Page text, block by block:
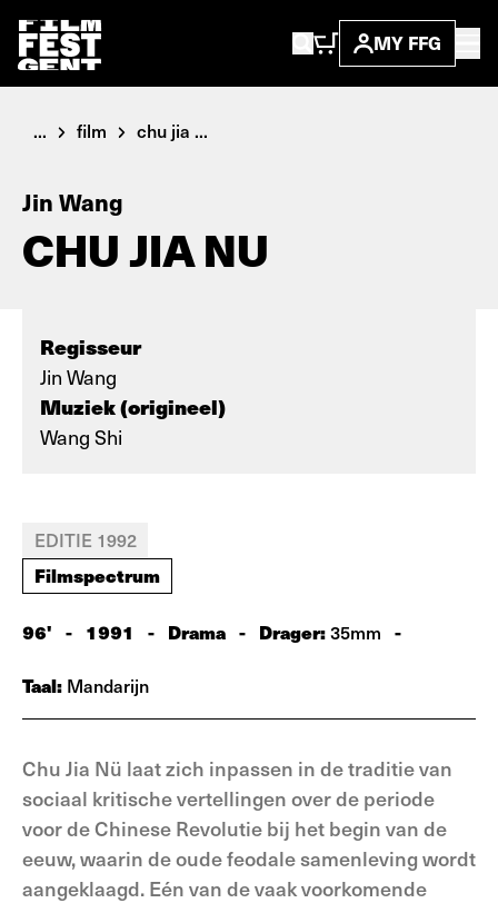
MY FFG
... film chu jia ...
Jin Wang
CHU JIA NU
Regisseur
Jin Wang
Muziek (origineel)
Wang Shi
EDITIE 1992
Filmspectrum
96' - 1991 - Drama - Drager:35mm -
Taal: Mandarijn
Chu Jia Nü laat zich inpassen in de traditie van
sociaal kritische vertellingen over de periode
voor de Chinese Revolutie bij het begin van de
eeuw, waarin de oude feodale samenleving wordt
aangeklaagd. Eén van de vaak voorkomende